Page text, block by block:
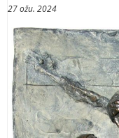
27 ožu. 2024